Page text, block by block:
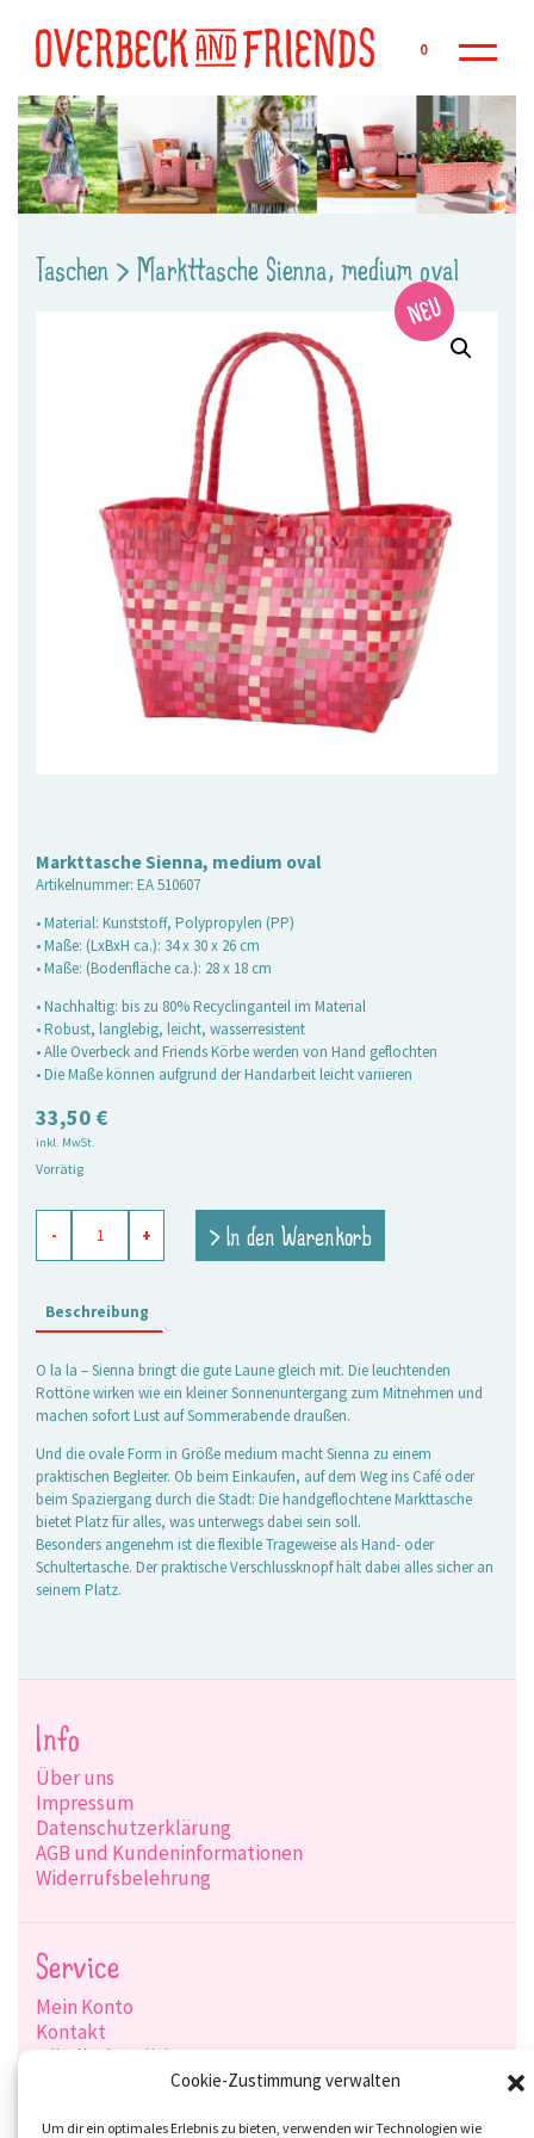
Cookie-Zustimmung verwalten
Um dir ein optimales Erlebnis zu bieten, verwenden wir Technologien wie
0
Taschen > Markttasche Sienna, medium oval
Markttasche Sienna, medium oval
Artikelnummer: EA 510607
• Material: Kunststoff, Polypropylen (PP)
• Maße: (LxBxH ca.): 34 x 30 x 26 cm
• Maße: (Bodenfläche ca.): 28 x 18 cm
• Nachhaltig: bis zu 80% Recyclinganteil im Material
• Robust, langlebig, leicht, wasserresistent
• Alle Overbeck and Friends Körbe werden von Hand geflochten
• Die Maße können aufgrund der Handarbeit leicht variieren
33,50 €
inkl. MwSt.
Vorrätig
Sienna,
medium
Menge
- + > In den Warenkorb
Beschreibung
O la la – Sienna bringt die gute Laune gleich mit. Die leuchtenden
Rottöne wirken wie ein kleiner Sonnenuntergang zum Mitnehmen und
machen sofort Lust auf Sommerabende draußen.
Und die ovale Form in Größe medium macht Sienna zu einem
praktischen Begleiter. Ob beim Einkaufen, auf dem Weg ins Café oder
beim Spaziergang durch die Stadt: Die handgeflochtene Markttasche
bietet Platz für alles, was unterwegs dabei sein soll.
Besonders angenehm ist die flexible Trageweise als Hand- oder
Schultertasche. Der praktische Verschlussknopf hält dabei alles sicher an
seinem Platz.
Info
Über uns
Impressum
Datenschutzerklärung
AGB und Kundeninformationen
Widerrufsbelehrung
Service
Mein Konto
Kontakt
Händlerkonditionen
Zahlungsarten